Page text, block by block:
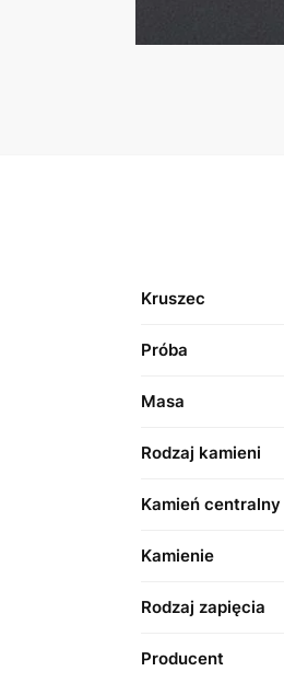
Kruszec
Próba
Masa
Rodzaj kamieni
Kamień centralny
Kamienie
Rodzaj zapięcia
Producent